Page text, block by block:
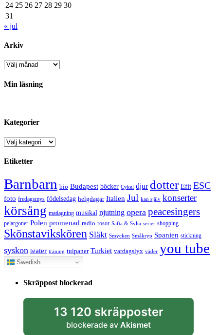
24 25 26 27 28 29 30
31
« jul
Arkiv
Arkiv
Min läsning
Kategorier
Kategorier
Etiketter
Barnbarn bio Budapest böcker Cykel djur dotter Efit ESC
foto fredagsmys födelsedag helgdagar Italien Jul kan själv konserter
körsång matlagning musikal njutning opera peacesingers
pelargoner Polen promenad radio rosor Safta & Sylta serier shopping
Skönstavikskören Släkt Smycken Småkryp Spanien stickning
syskon teater träning tulpaner Turkiet vardagslyx väder you tube
Swedish
Skräppost blockerad
13 120 skräpposter
blockerade av Akismet